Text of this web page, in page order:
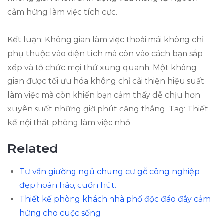
cảm hứng làm việc tích cực.
Kết luận: Không gian làm việc thoải mái không chỉ
phụ thuộc vào diện tích mà còn vào cách bạn sắp
xếp và tổ chức mọi thứ xung quanh. Một không
gian được tối ưu hóa không chỉ cải thiện hiệu suất
làm việc mà còn khiến bạn cảm thấy dễ chịu hơn
xuyên suốt những giờ phút căng thẳng. Tag: Thiết
kế nội thất phòng làm việc nhỏ
Related
Tư vấn giường ngủ chung cư gỗ công nghiệp
đẹp hoàn hảo, cuốn hút.
Thiết kế phòng khách nhà phố độc đáo đầy cảm
hứng cho cuộc sống